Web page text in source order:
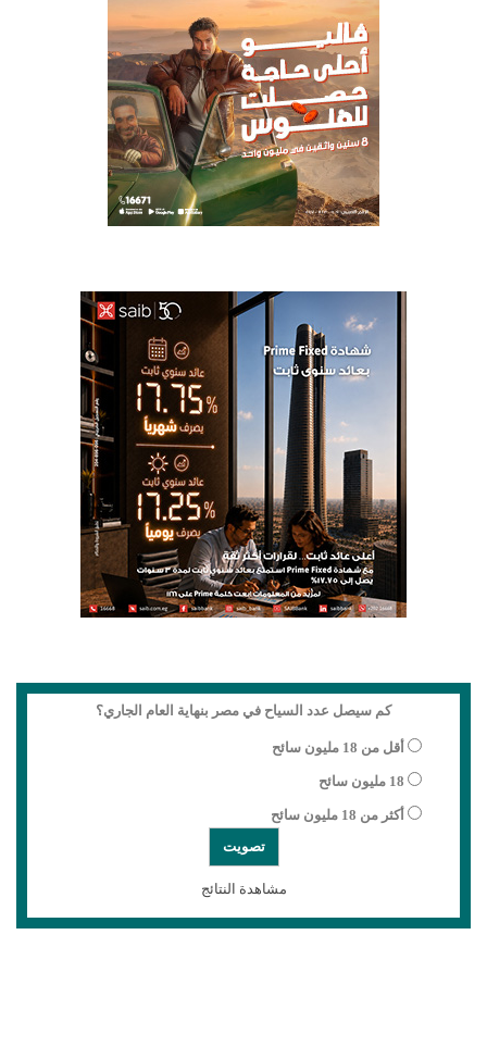
كم سيصل عدد السياح في مصر بنهاية العام الجاري؟
أقل من 18 مليون سائح
18 مليون سائح
أكثر من 18 مليون سائح
مشاهدة النتائج